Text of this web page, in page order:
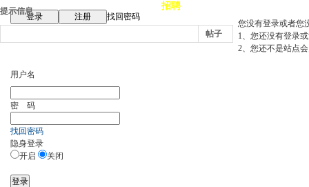
论坛首页 招聘
登录 注册
找回密码
帖子
提示信息
您没有登录或者您
1、您还没有登录
2、您还不是站点
用户名
密 码
找回密码
隐身登录
开启
关闭
登录